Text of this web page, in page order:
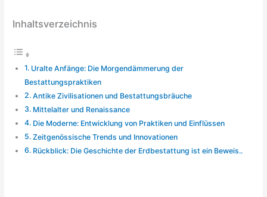
Inhaltsverzeichnis
Uralte Anfänge: Die Morgendämmerung der
Bestattungspraktiken
Antike Zivilisationen und Bestattungsbräuche
Mittelalter und Renaissance
Die Moderne: Entwicklung von Praktiken und Einflüssen
Zeitgenössische Trends und Innovationen
Rückblick: Die Geschichte der Erdbestattung ist ein Beweis..